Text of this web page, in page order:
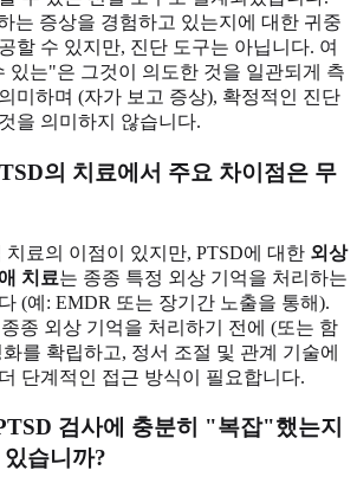
는 증상을 경험하고 있는지에 대한 귀중
할 수 있지만, 진단 도구는 아닙니다. 여
있는"은 그것이 의도한 것을 일관되게 측
미하며 (자가 보고 증상), 확정적인 진단
을 의미하지 않습니다.
의 치료에서 주요 차이점은 무
치료의 이점이 있지만, PTSD에 대한 외상
치료는 종종 특정 외상 기억을 처리하는
(예: EMDR 또는 장기간 노출을 통해).
종 외상 기억을 처리하기 전에 (또는 함
를 확립하고, 정서 조절 및 관계 기술에
단계적인 접근 방식이 필요합니다.
검사에 충분히 "복잡"했는지
습니까?